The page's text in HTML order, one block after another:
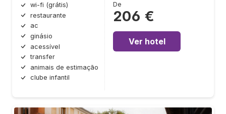
wi-fi (grátis)
restaurante
ac
ginásio
acessível
transfer
animais de estimação
clube infantil
De
206 €
Ver hotel